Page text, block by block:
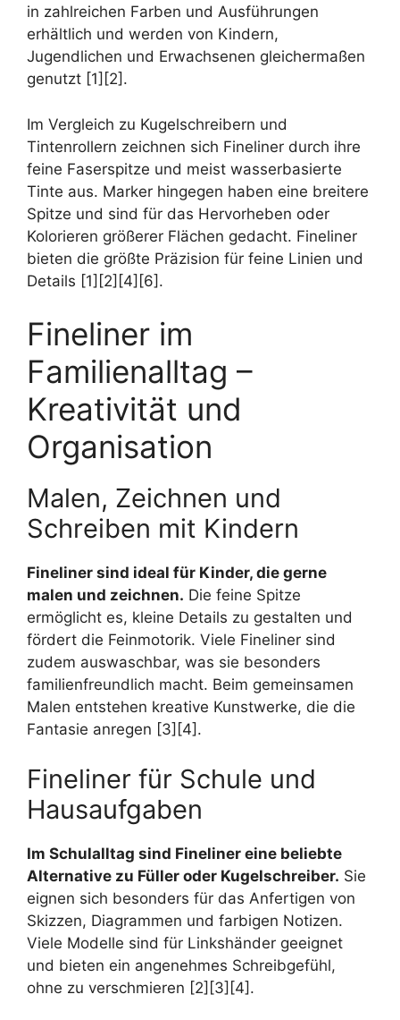
in zahlreichen Farben und Ausführungen
erhältlich und werden von Kindern,
Jugendlichen und Erwachsenen gleichermaßen
genutzt [1][2].
Im Vergleich zu Kugelschreibern und
Tintenrollern zeichnen sich Fineliner durch ihre
feine Faserspitze und meist wasserbasierte
Tinte aus. Marker hingegen haben eine breitere
Spitze und sind für das Hervorheben oder
Kolorieren größerer Flächen gedacht. Fineliner
bieten die größte Präzision für feine Linien und
Details [1][2][4][6].
Fineliner im
Familienalltag –
Kreativität und
Organisation
Malen, Zeichnen und
Schreiben mit Kindern
Fineliner sind ideal für Kinder, die gerne
malen und zeichnen. Die feine Spitze
ermöglicht es, kleine Details zu gestalten und
fördert die Feinmotorik. Viele Fineliner sind
zudem auswaschbar, was sie besonders
familienfreundlich macht. Beim gemeinsamen
Malen entstehen kreative Kunstwerke, die die
Fantasie anregen [3][4].
Fineliner für Schule und
Hausaufgaben
Im Schulalltag sind Fineliner eine beliebte
Alternative zu Füller oder Kugelschreiber. Sie
eignen sich besonders für das Anfertigen von
Skizzen, Diagrammen und farbigen Notizen.
Viele Modelle sind für Linkshänder geeignet
und bieten ein angenehmes Schreibgefühl,
ohne zu verschmieren [2][3][4].